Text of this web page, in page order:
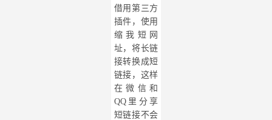
借用第三方
插件，使用
缩我短网
址，将长链
接转换成短
链接，这样
在微信和
QQ里分享
短链接不会